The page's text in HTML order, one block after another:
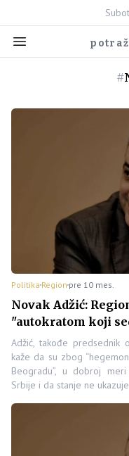
#
Politika Region pre 10 mes.
Novak Adžić:
"autokratom koji
Adžić, takođe predsednik
kaže da su zbog
Beogradu”, u dobroj
Srbije i da stanje ne